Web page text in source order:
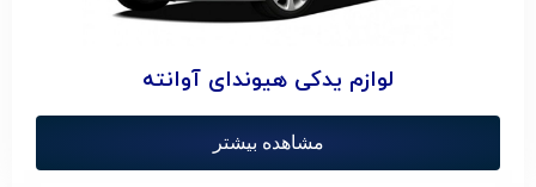
لوازم یدکی هیوندای آوانته
مشاهده بیشتر